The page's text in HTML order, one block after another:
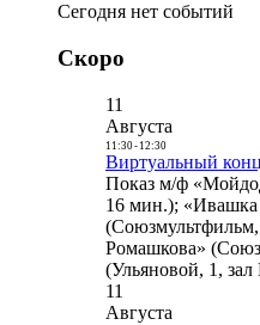
Сегодня нет событий
Скоро
11
Августа
11:30- 12:30
Виртуальный
Показ м/ф
16 мин.); «Ивашка
Ромашкова»
(Ульяновой, 1,
11
Августа